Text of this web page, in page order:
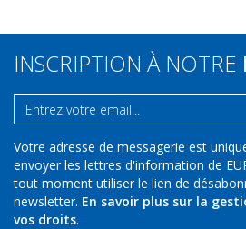
INSCRIPTION À NOTRE
Votre adresse de messagerie est
envoyer les lettres d'information de
tout moment utiliser le lien de
newsletter. En savoir plus sur la
vos droits.